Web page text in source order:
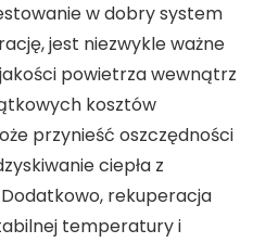
w dobry system
jest niezwykle ważne
powietrza wewnątrz
kosztów
przynieść oszczędności
ciepła z
rekuperacja
temperatury i